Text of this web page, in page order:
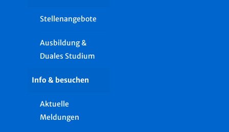
Stellenangebote
Ausbildung &
Duales Studium
Info & besuchen
Aktuelle
Meldungen